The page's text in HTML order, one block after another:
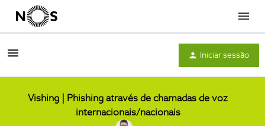
Menu
Iniciar sessão
Vishing | Phishing através de chamadas de voz
internacionais/nacionais